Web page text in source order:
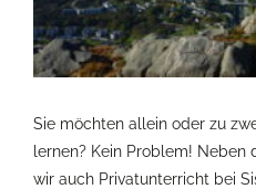
Sie möchten allein oder zu
lernen? Kein Problem! Neben
wir auch Privatunterricht bei